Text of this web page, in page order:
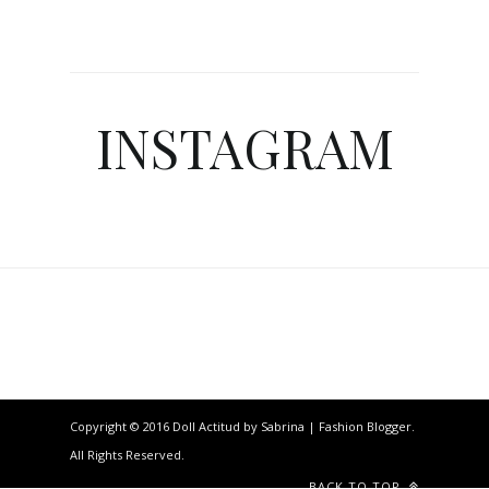
INSTAGRAM
Copyright © 2016 Doll Actitud by Sabrina | Fashion Blogger.
All Rights Reserved.